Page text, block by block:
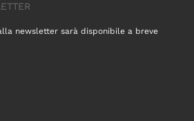
newsletter sarà disponibile a breve